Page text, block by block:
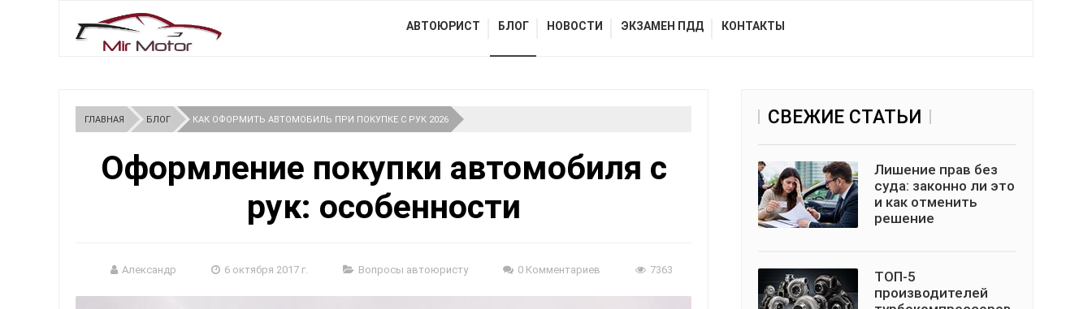
АВТОЮРИСТ БЛОГ НОВОСТИ ЭКЗАМЕН ПДД КОНТАКТЫ
ГЛАВНАЯ БЛОГ КАК ОФОРМИТЬ АВТОМОБИЛЬ ПРИ ПОКУПКЕ С РУК 2026
Оформление покупки автомобиля с
рук: особенности
Александр 6 октября 2017 г. Вопросы автоюристу 0 Комментариев 7363
СВЕЖИЕ СТАТЬИ
Лишение прав без
суда: законно ли это
и как отменить
решение
ТОП-5
производителей